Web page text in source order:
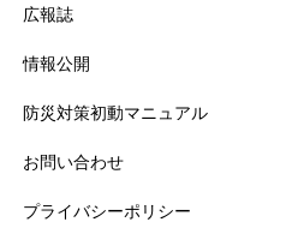
広報誌
情報公開
防災対策初動マニュアル
お問い合わせ
プライバシーポリシー